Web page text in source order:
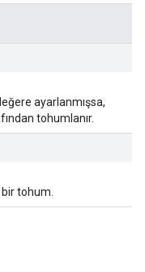
ayarlanmışsa,
tohumlanır.
tohum.